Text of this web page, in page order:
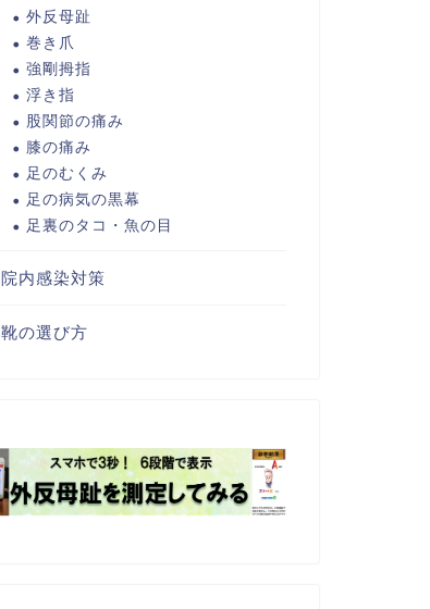
外反母趾
巻き爪
強剛拇指
浮き指
股関節の痛み
膝の痛み
足のむくみ
足の病気の黒幕
足裏のタコ・魚の目
院内感染対策
靴の選び方